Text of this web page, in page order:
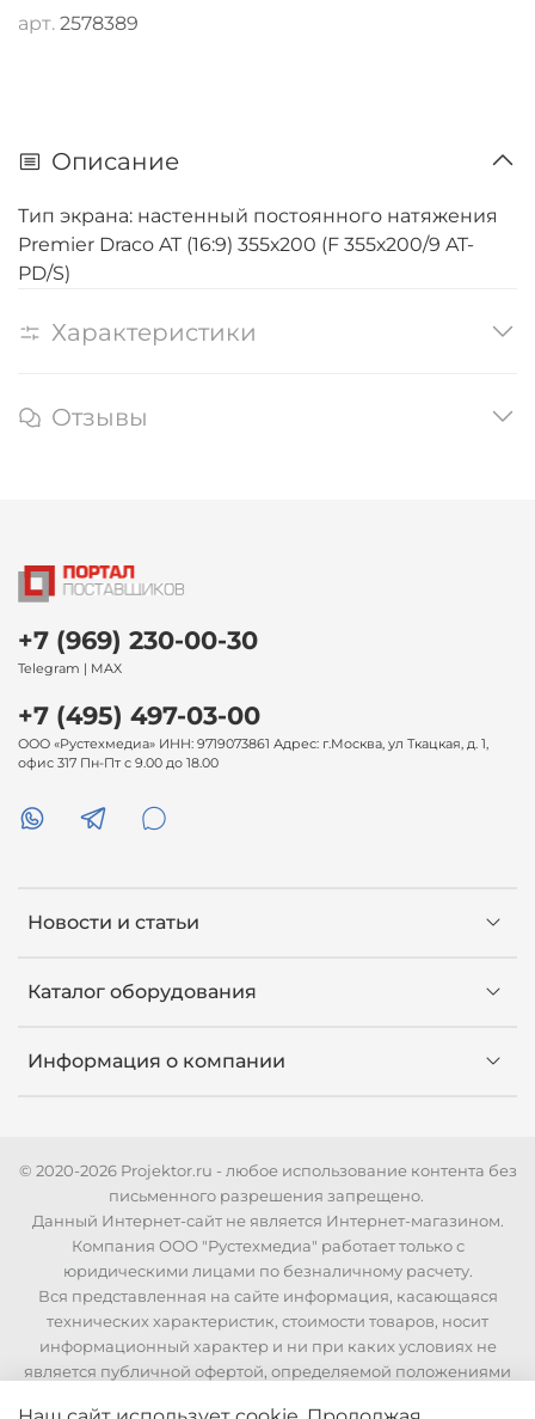
арт. 2578389
Описание
Тип экрана: настенный постоянного натяжения
Premier Draco AT (16:9) 355х200 (F 355х200/9 AT-
PD/S)
Характеристики
Отзывы
Новости и статьи
Каталог оборудования
Информация о компании
+7 (969) 230-00-30
Telegram | MAX
+7 (495) 497-03-00
ООО «Рустехмедиа» ИНН: 9719073861 Адрес: г.Москва, ул Ткацкая, д. 1,
офис 317 Пн-Пт с 9.00 до 18.00
© 2020-2026 Projektor.ru - любое использование контента без
письменного разрешения запрещено.
Данный Интернет-сайт не является Интернет-магазином.
Компания ООО "Рустехмедиа" работает только с
юридическими лицами по безналичному расчету.
Вся представленная на сайте информация, касающаяся
технических характеристик, стоимости товаров, носит
информационный характер и ни при каких условиях не
является публичной офертой, определяемой положениями